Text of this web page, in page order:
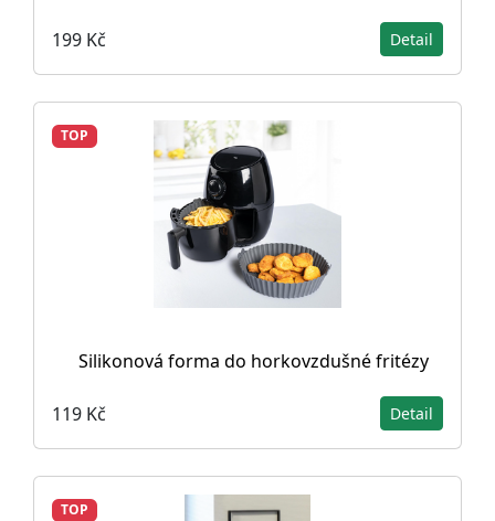
199 Kč Detail
TOP
Silikonová forma do horkovzdušné fritézy
119 Kč Detail
TOP